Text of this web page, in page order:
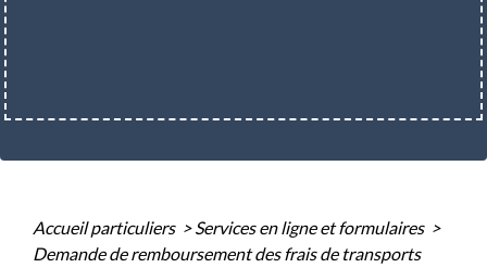
Accueil particuliers > Services en ligne et formulaires >
Demande de remboursement des frais de transports